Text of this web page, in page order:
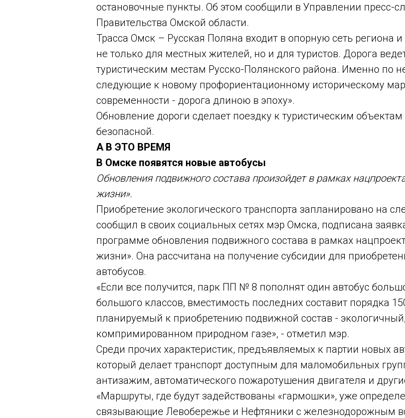
остановочные пункты. Об этом сообщили в Управлении пресс-
Правительства Омской области.
Трасса Омск – Русская Поляна входит в опорную сеть региона
не только для местных жителей, но и для туристов. Дорога
туристическим местам Русско-Полянского района. Именно по
следующие к новому профориентационному историческому
современности - дорога длиною в эпоху».
Обновление дороги сделает поездку к туристическим
безопасной.
А В ЭТО ВРЕМЯ
В Омске появятся новые автобусы
Обновления подвижного состава произойдет в рамках
жизни».
Приобретение экологического транспорта запланировано на
сообщил в своих социальных сетях мэр Омска, подписана
программе обновления подвижного состава в рамках
жизни». Она рассчитана на получение субсидии для
автобусов.
«Если все получится, парк ПП № 8 пополнят один автобус
большого классов, вместимость последних составит порядка
планируемый к приобретению подвижной состав -
компримированном природном газе», - отметил мэр.
Среди прочих характеристик, предъявляемых к партии новых
который делает транспорт доступным для маломобильных
антизажим, автоматического пожаротушения двигателя и
«Маршруты, где будут задействованы «гармошки», уже
связывающие Левобережье и Нефтяники с железнодорожным